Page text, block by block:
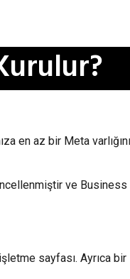
en az bir Meta
ve
sayfası. Ayrıca